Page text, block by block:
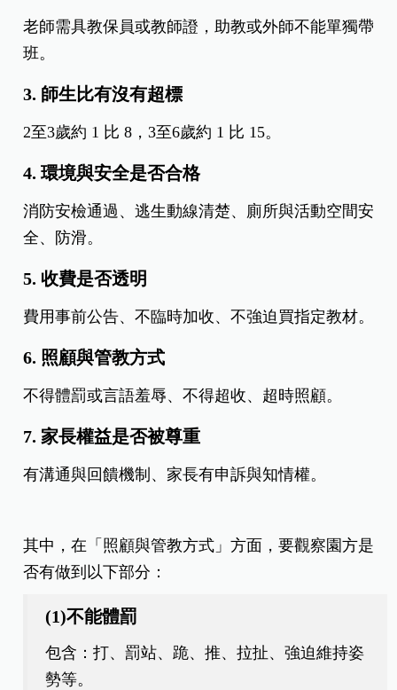
老師需具教保員或教師證，助教或外師不能單獨帶
班。
3. 師生比有沒有超標
2至3歲約 1 比 8，3至6歲約 1 比 15。
4. 環境與安全是否合格
消防安檢通過、逃生動線清楚、廁所與活動空間安
全、防滑。
5. 收費是否透明
費用事前公告、不臨時加收、不強迫買指定教材。
6. 照顧與管教方式
不得體罰或言語羞辱、不得超收、超時照顧。
7. 家長權益是否被尊重
有溝通與回饋機制、家長有申訴與知情權。
其中，在「照顧與管教方式」方面，要觀察園方是
否有做到以下部分：
(1)不能體罰
包含：打、罰站、跪、推、拉扯、強迫維持姿
勢等。